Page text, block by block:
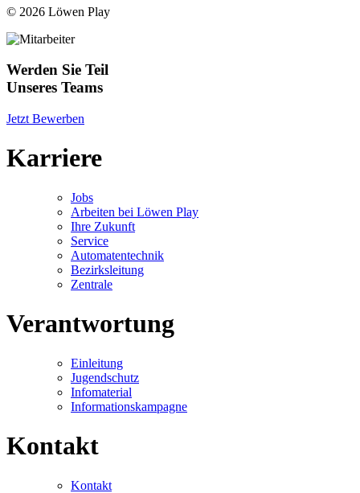
© 2026 Löwen Play
Werden Sie Teil
Unseres Teams
Jetzt Bewerben
Karriere
Jobs
Arbeiten bei Löwen Play
Ihre Zukunft
Service
Automatentechnik
Bezirksleitung
Zentrale
Verantwortung
Einleitung
Jugendschutz
Infomaterial
Informationskampagne
Kontakt
Kontakt